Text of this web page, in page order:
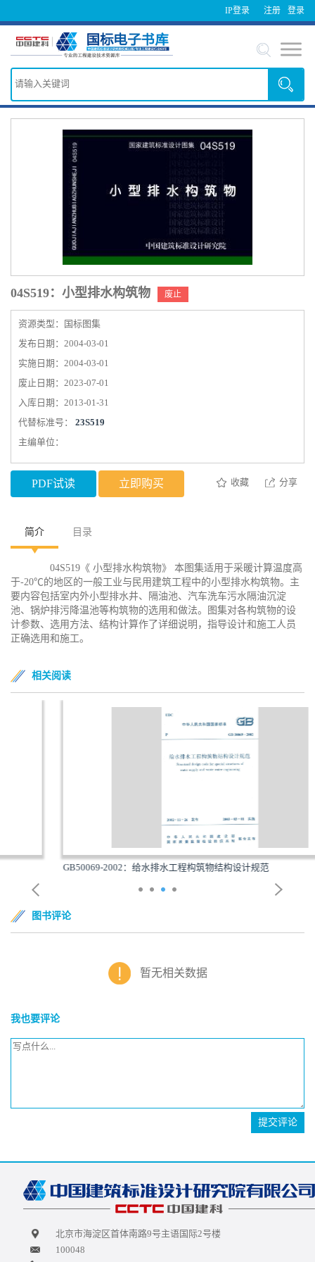
IP登录 登录
注册
04S519：小型排水构筑物 废止
资源类型：国标图集
发布日期：2004-03-01
实施日期：2004-03-01
废止日期：2023-07-01
入库日期：2013-01-31
代替标准号： 23S519
主编单位：
PDF试读 立即购买 收藏 分享
简介 目录
04S519《 小型排水构筑物》 本图集适用于采暖计算温度高
于-20℃的地区的一般工业与民用建筑工程中的小型排水构筑物。主
要内容包括室内外小型排水井、隔油池、汽车洗车污水隔油沉淀
池、锅炉排污降温池等构筑物的选用和做法。图集对各构筑物的设
计参数、选用方法、结构计算作了详细说明，指导设计和施工人员
正确选用和施工。
相关阅读
GB50069-2002：给水排水工程构筑物结构设计规范
图书评论
暂无相关数据
我也要评论
提交评论
北京市海淀区首体南路9号主语国际2号楼
100048